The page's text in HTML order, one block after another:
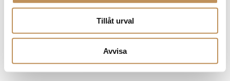
Tillåt urval
Avvisa